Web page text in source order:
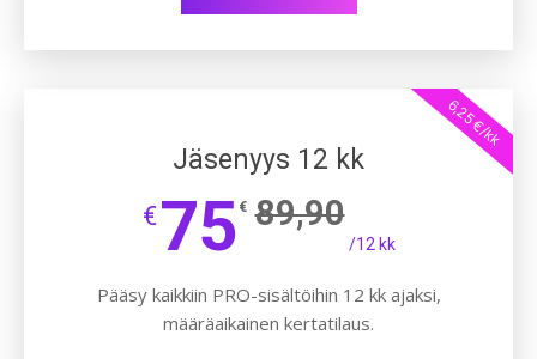
6,25 €/kk
Jäsenyys 12 kk
€75 € 89,90
/12 kk
Pääsy kaikkiin PRO-sisältöihin 12 kk ajaksi,
määräaikainen kertatilaus.